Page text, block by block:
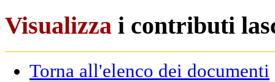
Visualizza i contributi
Torna all'elenco dei documenti